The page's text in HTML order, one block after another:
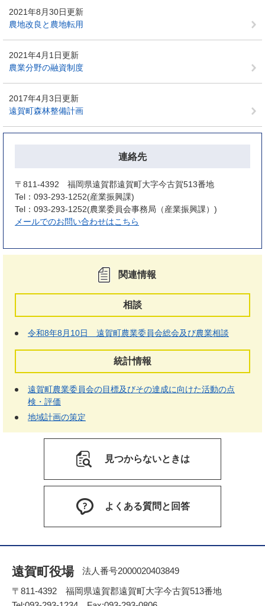
2021年8月30日更新
農地改良と農地転用
2021年4月1日更新
農業分野の融資制度
2017年4月3日更新
遠賀町森林整備計画
連絡先
〒811-4392 福岡県遠賀郡遠賀町大字今古賀513番地
Tel：093-293-1252 産業振興課
Tel：093-293-1252 農業委員会事務局（産業振興課）
メールでのお問い合わせはこちら
関連情報
相談
令和8年8月10日 遠賀町農業委員会総会及び農業相談
統計情報
遠賀町農業委員会の目標及びその達成に向けた活動の点
検・評価
地域計画の策定
見つからないときは
よくある質問と回答
遠賀町役場
法人番号2000020403849
〒811-4392 福岡県遠賀郡遠賀町大字今古賀513番地